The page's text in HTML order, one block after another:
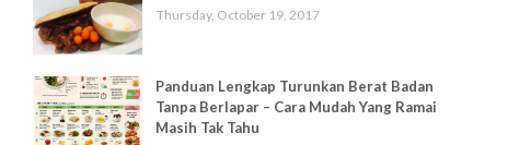
Thursday, October 19, 2017
Panduan Lengkap Turunkan Berat Badan
Tanpa Berlapar – Cara Mudah Yang Ramai
Masih Tak Tahu